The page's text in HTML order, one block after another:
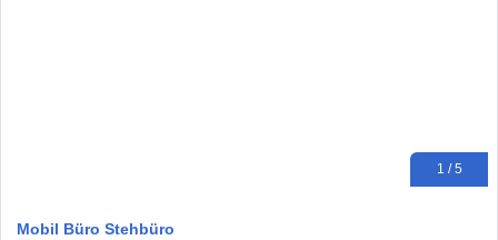
1 / 5
Mobil Büro Stehbüro